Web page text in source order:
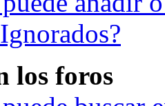
los foros